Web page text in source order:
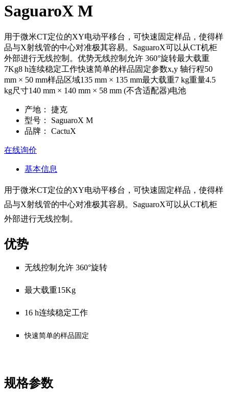
SaguaroX M
用于微米CT定位的XY电动平移台，可快速固定样品，使得样
品与X射线管的中心对准极其容易。SaguaroX可以从CT机柜
外部进行无线控制。优势无线控制允许 360°旋转最大载重
7Kg8 h连续稳定工作快速简单的样品固定参数x,y 轴行程50
mm × 50 mm样品区域135 mm × 135 mm最大载重7 kg重量4.5
kg尺寸140 mm × 140 mm × 58 mm (不含适配器)电池
产地：
捷克
型号：
SaguaroX M
品牌：
CactuX
在线询价
基本信息
用于微米CT定位的XY电动平移台，可快速固定样品，使得样
品与X射线管的中心对准极其容易。SaguaroX可以从CT机柜
外部进行无线控制。
优势
无线控制允许 360°旋转
最大载重15Kg
16 h连续稳定工作
快速简单的样品固定
规格参数